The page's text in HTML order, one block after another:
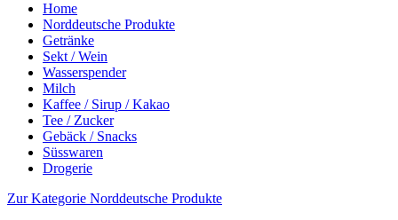
Home
Norddeutsche Produkte
Getränke
Sekt / Wein
Wasserspender
Milch
Kaffee / Sirup / Kakao
Tee / Zucker
Gebäck / Snacks
Süsswaren
Drogerie
Zur Kategorie Norddeutsche Produkte